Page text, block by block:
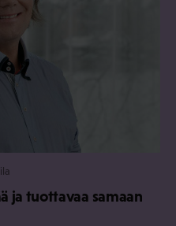
ja tuottavaa samaan